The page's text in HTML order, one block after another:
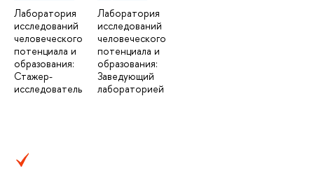
Лаборатория
исследований
человеческого
потенциала и
образования:
Стажер-
исследователь
Лаборатория
исследований
человеческого
потенциала и
образования:
Заведующий
лабораторией